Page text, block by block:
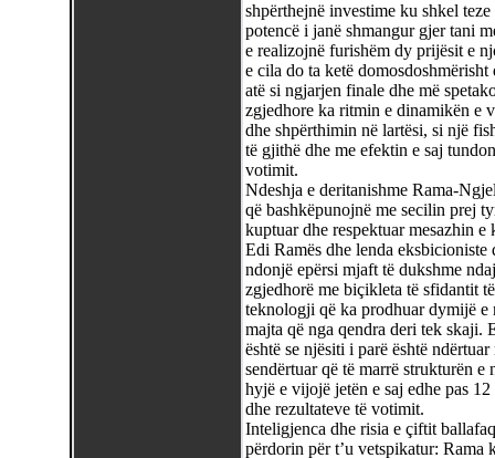
shpërthejnë investime ku shkel
potencë i janë shmangur gjer tani
e realizojnë furishëm dy prijësit e
e cila do ta ketë
atë si ngjarjen finale dhe më
zgjedhore ka ritmin e dinamikën e
dhe shpërthimin në lartësi, si një
të gjithë dhe me efektin e saj
votimit.
Ndeshja e deritanishme Rama-
që bashkëpunojnë me secilin prej
kuptuar dhe respektuar mesazhin
Edi Ramës dhe lenda
ndonjë epërsi mjaft të dukshme
zgjedhorë me biçikleta të sfidantit
teknologji që ka prodhuar dymijë e
majta që nga qendra deri tek skaji.
është se njësiti i parë është
sendërtuar që të marrë strukturën
hyjë e vijojë jetën e saj edhe pas
dhe rezultateve të votimit.
Inteligjenca dhe risia e çiftit
përdorin për t’u vetspikatur: Rama